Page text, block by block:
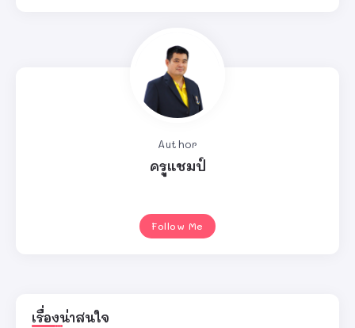
Author
ครูแชมป์
Follow Me
เรื่องน่าสนใจ